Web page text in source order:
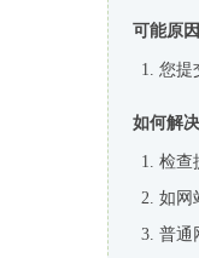
可能原
您提
如何解
检查
如网
普通